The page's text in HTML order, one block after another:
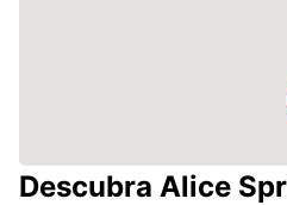
Descubra Alice